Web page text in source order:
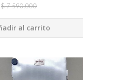
$7.590.000
al carrito